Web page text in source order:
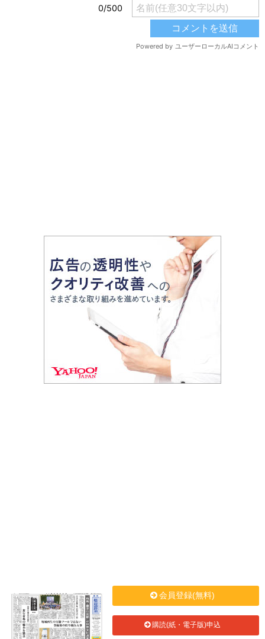
会員登録(無料)
購読(紙・電子版)申込